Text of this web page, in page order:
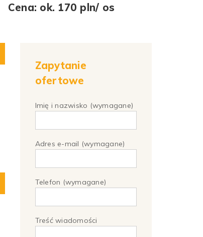
Cena: ok. 170 pln/ os
Zapytanie
ofertowe
Imię i nazwisko (wymagane)
Adres e-mail (wymagane)
Telefon (wymagane)
Treść wiadomości